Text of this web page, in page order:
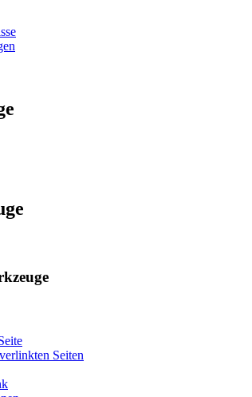
Seiten